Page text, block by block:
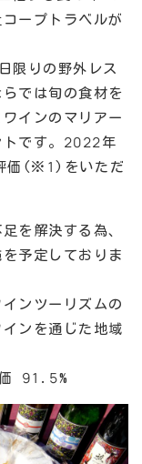
ープトラベルが
限りの野外レス
では旬の食材を
インのマリアー
トです。2022年
価(※1)をいただ
を解決する為、
予定しておりま
ンツーリズムの
ンを通じた地域
91.5%